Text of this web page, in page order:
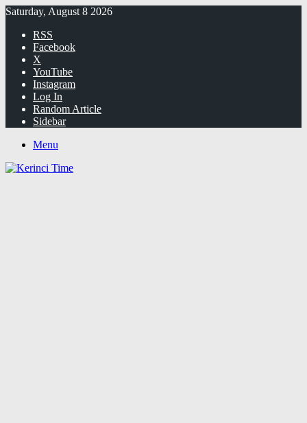
Saturday, August 8 2026
RSS
Facebook
X
YouTube
Instagram
Log In
Random Article
Sidebar
Menu